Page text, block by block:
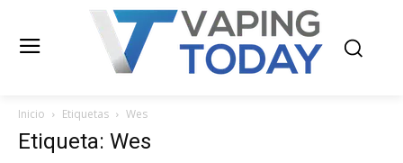
Inicio Etiquetas Wes
Etiqueta: Wes